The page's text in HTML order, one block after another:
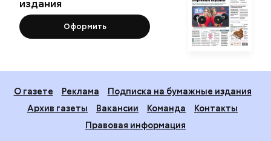
издания
Оформить
О газете Реклама
Подписка на бумажные издания
Архив газеты
Вакансии Команда
Контакты
Правовая информация